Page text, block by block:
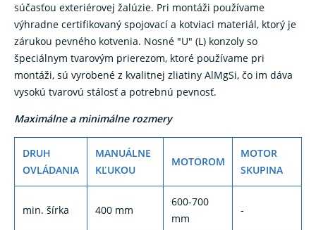
súčasťou exteriérovej žalúzie. Pri montáži používame
výhradne certifikovaný spojovací a kotviaci materiál, ktorý je
zárukou pevného kotvenia. Nosné "U" (L) konzoly so
špeciálnym tvarovým prierezom, ktoré používame pri
montáži, sú vyrobené z kvalitnej zliatiny AlMgSi, čo im dáva
vysokú tvarovú stálosť a potrebnú pevnosť.
Maximálne a minimálne rozmery
DRUH
OVLÁDANIA
MANUÁLNE
KĽUKOU
MOTOROM
MOTOR
SKUPINA
min. šírka 400 mm
600-700
mm
-